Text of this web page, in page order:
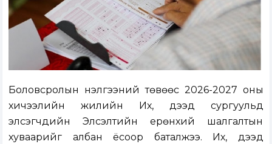
Боловсролын үнэлгээний төвөөс 2026-2027 оны
хичээлийн жилийн Их, дээд сургуульд
элсэгчдийн Элсэлтийн ерөнхий шалгалтын
хуваарийг албан ёсоор баталжээ. Их, дээд